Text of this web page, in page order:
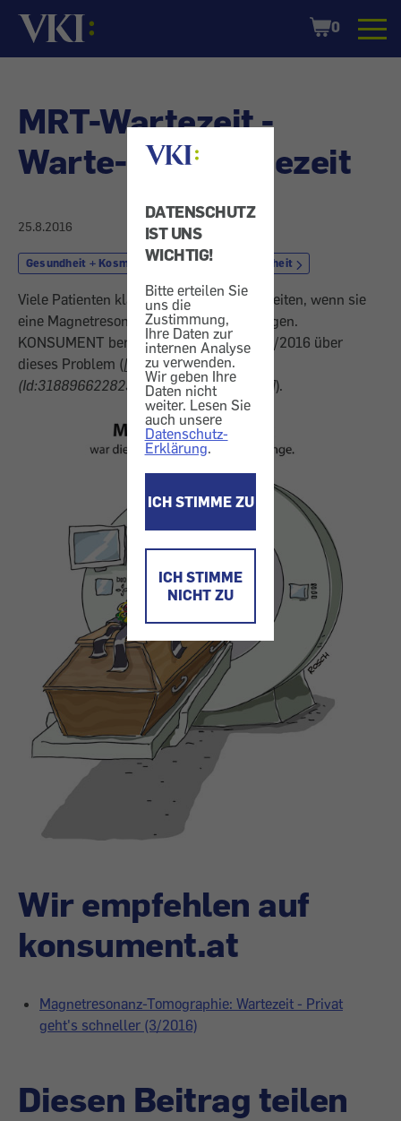
DATENSCHUTZ
IST UNS
WICHTIG!
Bitte erteilen Sie
uns die
Zustimmung,
Ihre Daten zur
internen Analyse
zu verwenden.
Wir geben Ihre
Daten nicht
weiter. Lesen Sie
auch unsere
Datenschutz-
Erklärung.
ICH STIMME ZU
ICH STIMME
NICHT ZU
Startseite
Shopping
Cart
0
MRT-Wartezeit -
Warte- und Klagezeit
25.8.2016
Gesundheit + Kosmetik Arzt Krankheit
Viele Patienten klagen über lange Wartezeiten, wenn sie
eine Magnetresonanztomographie benötigen.
KONSUMENT berichtete bereits in Heft 4/2016 über
dieses Problem ([Asset Included
(Id:318896622823;Type:MagazinArtikel)]).
Wir empfehlen auf
konsument.at
Magnetresonanz-Tomographie: Wartezeit - Privat
geht's schneller (3/2016)
Diesen Beitrag teilen